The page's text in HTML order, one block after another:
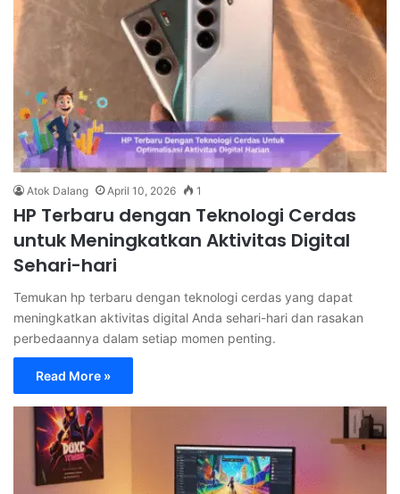
Atok Dalang April 10, 2026 1
HP Terbaru dengan Teknologi Cerdas
untuk Meningkatkan Aktivitas Digital
Sehari-hari
Temukan hp terbaru dengan teknologi cerdas yang dapat
meningkatkan aktivitas digital Anda sehari-hari dan rasakan
perbedaannya dalam setiap momen penting.
Read More »